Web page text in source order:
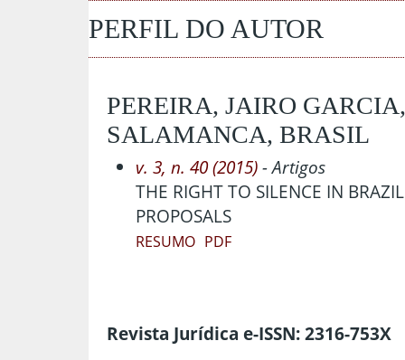
PERFIL DO AUTOR
PEREIRA, JAIRO
SALAMANCA, BRASIL
v. 3, n. 40 (2015)- Artigos
THE RIGHT TO SILENCE IN
PROPOSALS
RESUMO PDF
Revista Jurídica e-ISSN: 2316-753X